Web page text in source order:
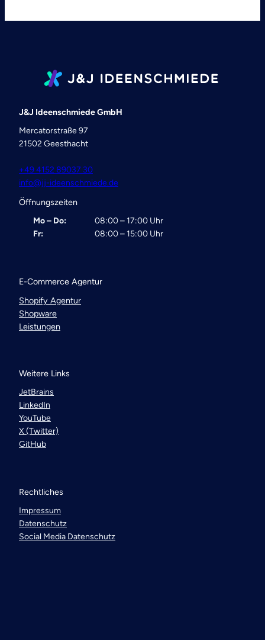
J&J Ideenschmiede GmbH
Mercatorstraße 97
21502 Geesthacht
+49 4152 89037 30
info@jj-ideenschmiede.de
Öffnungszeiten
Mo – Do:
Fr:
08:00 – 17:00 Uhr
08:00 – 15:00 Uhr
E-Commerce Agentur
Shopify Agentur
Shopware
Leistungen
Weitere Links
JetBrains
LinkedIn
YouTube
X (Twitter)
GitHub
Rechtliches
Impressum
Datenschutz
Social Media Datenschutz